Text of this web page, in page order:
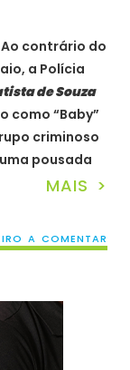
contrário do
a Polícia
de Souza
como “Baby”
criminoso
pousada
MAIS >
A COMENTAR